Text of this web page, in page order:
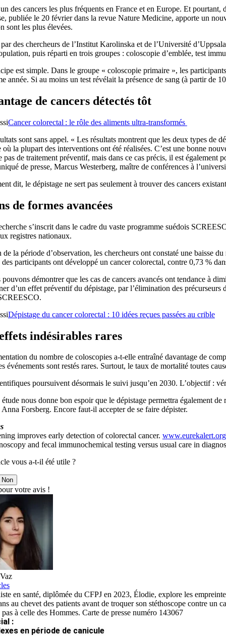
des cancers les plus fréquents en France et en Europe. Et
publiée le 20 février dans la revue Nature Medicine, apporte un
sont les plus élevées.
des chercheurs de l’Institut Karolinska et de l’Université
puis réparti en trois groupes : coloscopie d’emblée, test
est simple. Dans le groupe « coloscopie primaire », les
année. Si au moins un test révélait la présence de sang (à partir de
de cancers détectés tôt
Cancer colorectal : le rôle des aliments ultra-transformés
sont sans appel. « Les résultats montrent que les deux types de
où la plupart des interventions ont été réalisées. C’est une bonne
pas de traitement préventif, mais dans ce cas précis, il est également
de presse, Marcus Westerberg, maître de conférences à
dit, le dépistage ne sert pas seulement à trouver des cancers
de formes avancées
s’inscrit dans le cadre du vaste programme suédois
registres nationaux.
la période d’observation, les chercheurs ont constaté une baisse
participants ont développé un cancer colorectal, contre 0,73 %
démontrer que les cas de cancers avancés ont tendance à
d’un effet préventif du dépistage, par l’élimination des
Dépistage du cancer colorectal : 10 idées reçues passées au crible
indésirables rares
du nombre de coloscopies a-t-elle entraîné davantage de
événements sont restés rares. Surtout, le taux de mortalité toutes
poursuivent désormais le suivi jusqu’en 2030. L’objectif :
étude nous donne bon espoir que le dépistage permettra également
Anna Forsberg. Encore faut-il accepter de se faire dépister.
improves early detection of colorectal cancer. www.eurekalert.org
and fecal immunochemical testing versus usual care in
vous a-t-il été utile ?
Non
votre avis !
en santé, diplômée du CFPJ en 2023, Élodie, explore les
au chevet des patients avant de troquer son stéthoscope contre
pas à celle des Hommes. Carte de presse numéro 143067
:
en période de canicule